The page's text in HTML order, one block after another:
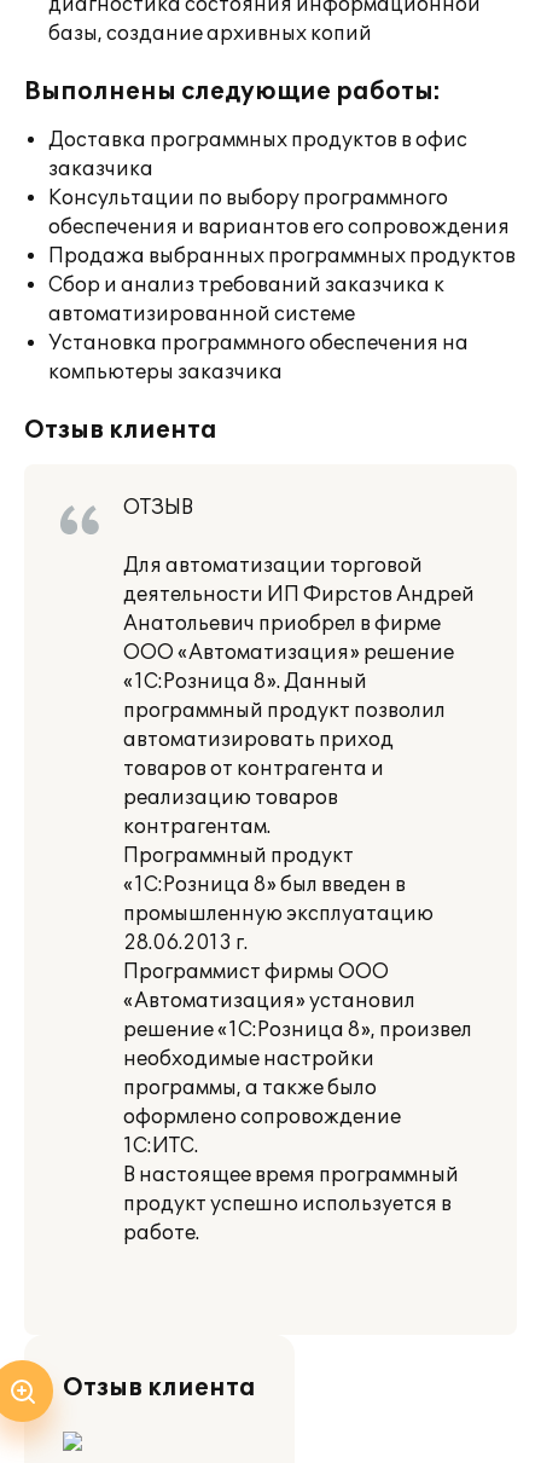
диагностика состояния информационной
базы, создание архивных копий
Выполнены следующие работы:
Доставка программных продуктов в офис
заказчика
Консультации по выбору программного
обеспечения и вариантов его сопровождения
Продажа выбранных программных продуктов
Сбор и анализ требований заказчика к
автоматизированной системе
Установка программного обеспечения на
компьютеры заказчика
Отзыв клиента
ОТЗЫВ
Для автоматизации торговой
деятельности ИП Фирстов Андрей
Анатольевич приобрел в фирме
ООО «Автоматизация» решение
«1С:Розница 8». Данный
программный продукт позволил
автоматизировать приход
товаров от контрагента и
реализацию товаров
контрагентам.
Программный продукт
«1С:Розница 8» был введен в
промышленную эксплуатацию
28.06.2013 г.
Программист фирмы ООО
«Автоматизация» установил
решение «1С:Розница 8», произвел
необходимые настройки
программы, а также было
оформлено сопровождение
1С:ИТС.
В настоящее время программный
продукт успешно используется в
работе.
Отзыв клиента